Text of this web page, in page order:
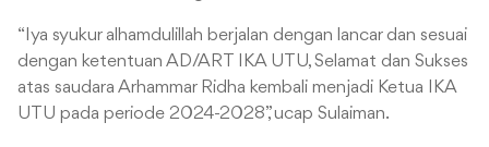
“Iya syukur alhamdulillah berjalan dengan lancar dan sesuai
dengan ketentuan AD/ART IKA UTU, Selamat dan Sukses
atas saudara Arhammar Ridha kembali menjadi Ketua IKA
UTU pada periode 2024-2028”, ucap Sulaiman.